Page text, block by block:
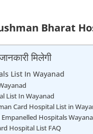
Bharat
मिलेगी
List In Wayanad
List In Wayanad
Card Hospital List in
Hospitals
Hospital List FAQ